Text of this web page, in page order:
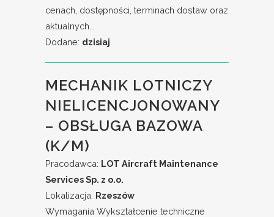
cenach, dostępności, terminach dostaw oraz
aktualnych...
Dodane: dzisiaj
MECHANIK LOTNICZY
NIELICENCJONOWANY
– OBSŁUGA BAZOWA
(K/M)
Pracodawca: LOT Aircraft Maintenance
Services Sp. z o.o.
Lokalizacja: Rzeszów
Wymagania Wykształcenie techniczne